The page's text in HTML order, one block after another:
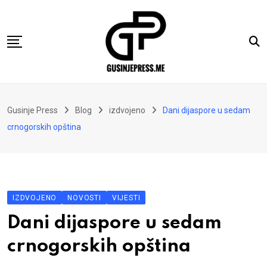
content
Vremeplov
Oglasi
Hajtarhana
Kontakt
Gusinje Press Blog izdvojeno
Dani dijaspore u sedam
crnogorskih opština
IZDVOJENO NOVOSTI VIJESTI
Dani dijaspore u sedam
crnogorskih opština